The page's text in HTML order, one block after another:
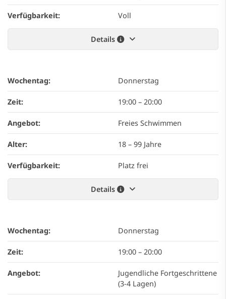
Verfügbarkeit: Voll
Details
Wochentag: Donnerstag
Zeit: 19:00 – 20:00
Angebot: Freies Schwimmen
Alter: 18 – 99 Jahre
Verfügbarkeit: Platz frei
Details
Wochentag: Donnerstag
Zeit: 19:00 – 20:00
Angebot:
Jugendliche Fortgeschrittene
(3-4 Lagen)